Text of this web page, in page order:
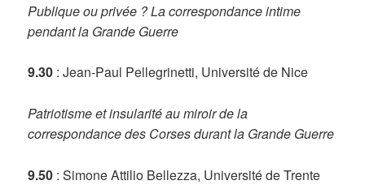
Publique ou privée ? La correspondance intime
pendant la Grande Guerre
9.30 : Jean-Paul Pellegrinetti, Université de Nice
Patriotisme et insularité au miroir de la
correspondance des Corses durant la Grande Guerre
9.50 : Simone Attilio Bellezza, Université de Trente